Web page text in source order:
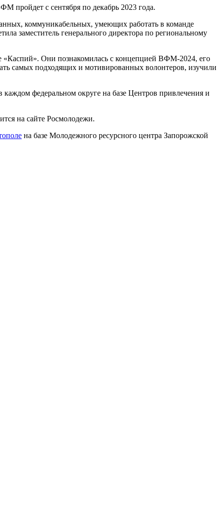
пройдет с сентября по декабрь 2023 года.
коммуникабельных, умеющих работать в команде
заместитель генерального директора по региональному
«Каспий». Они познакомилась с концепцией ВФМ-2024, его
самых подходящих и мотивированных волонтеров, изучили
федеральном округе на базе Центров привлечения и
на сайте Росмолодежи.
на базе Молодежного ресурсного центра Запорожской